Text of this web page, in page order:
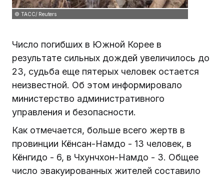
© ТАСС/ Reuters
Число погибших в Южной Корее в
результате сильных дождей увеличилось до
23, судьба еще пятерых человек остается
неизвестной. Об этом информировало
министерство административного
управления и безопасности.
Как отмечается, больше всего жертв в
провинции Кёнсан-Намдо - 13 человек, в
Кёнгидо - 6, в Чхунчхон-Намдо - 3. Общее
число эвакуированных жителей составило